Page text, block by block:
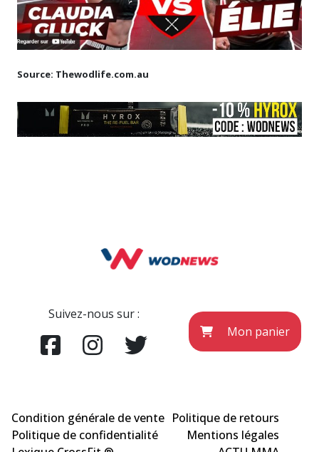
Source: Thewodlife.com.au
Suivez-nous sur :
Mon panier
Condition générale de vente Politique de retours
Politique de confidentialité
Mentions légales